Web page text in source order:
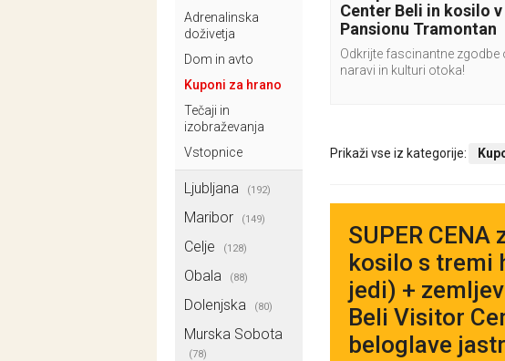
Adrenalinska
doživetja
Dom in avto
Kuponi za hrano
Tečaji in
izobraževanja
Vstopnice
Ljubljana (192)
Maribor (149)
Celje (128)
Obala (88)
Dolenjska (80)
Murska Sobota
(78)
Center Beli in kosilo v
Pansionu Tramontan
Odkrijte fascinantne zgodbe
naravi in kulturi otoka!
Prikaži vse iz kategorije:
SUPER
kosilo s tremi
jedi) +
Beli Visitor
beloglave